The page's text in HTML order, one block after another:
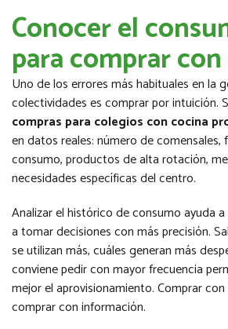
Conocer el
para comprar
Uno de los errores más habituales en la
colectividades es comprar por intuición.
compras para colegios con cocina
en datos reales: número de comensales,
consumo, productos de alta rotación,
necesidades específicas del centro.
Analizar el histórico de consumo ayuda
a tomar decisiones con más precisión.
se utilizan más, cuáles generan más
conviene pedir con mayor frecuencia
mejor el aprovisionamiento. Comprar
comprar con información.